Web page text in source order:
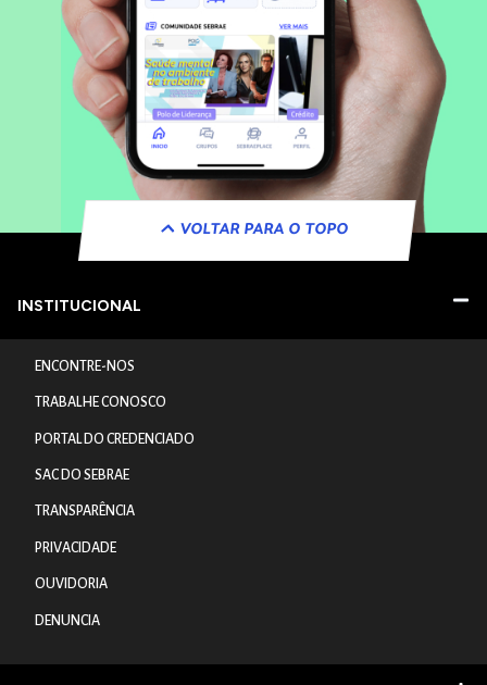
VOLTAR PARA O TOPO
INSTITUCIONAL
ENCONTRE-NOS
TRABALHE CONOSCO
PORTAL DO CREDENCIADO
SAC DO SEBRAE
TRANSPARÊNCIA
PRIVACIDADE
OUVIDORIA
DENUNCIA